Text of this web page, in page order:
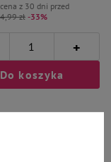
z 30 dni przed
zł-33%
+
Do koszyka